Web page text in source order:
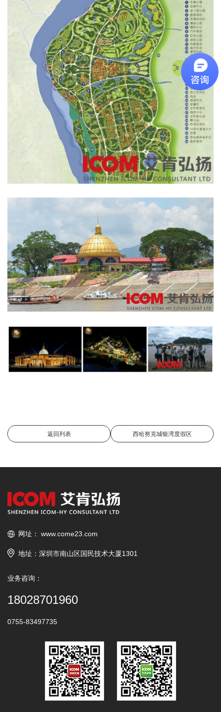
返回列表 西哈努克城银湾度假区
网址： www.come23.com
地址：深圳市南山区国民技术大厦1301
业务咨询：
18028701960
0755-83497735